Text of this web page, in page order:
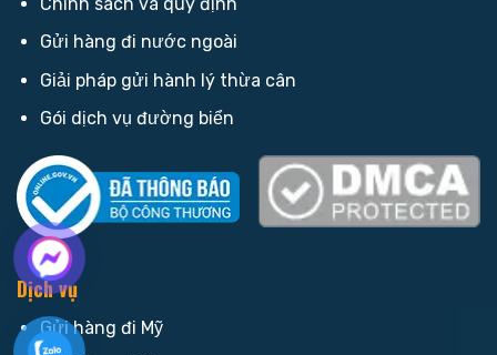
Gửi hàng đi nước ngoài
Giải pháp gửi hành lý thừa cân
Gói dịch vụ đường biển
Dịch vụ
Gửi hàng đi Mỹ